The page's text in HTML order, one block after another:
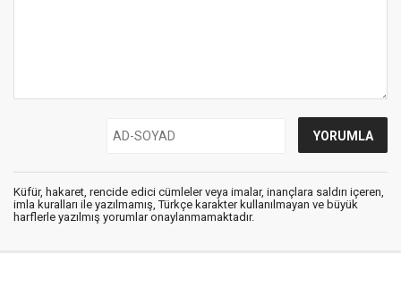
Küfür, hakaret, rencide edici cümleler veya imalar, inançlara saldırı içeren,
imla kuralları ile yazılmamış, Türkçe karakter kullanılmayan ve büyük
harflerle yazılmış yorumlar onaylanmamaktadır.